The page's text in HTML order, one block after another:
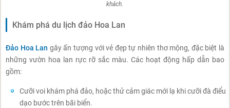
khách.
Khám phá du lịch đảo Hoa Lan
Đảo Hoa Lan gây ấn tượng với vẻ đẹp tự nhiên thơ mộng, đặc biệt là
những vườn hoa lan rực rỡ sắc màu. Các hoạt động hấp dẫn bao
gồm:
Cưỡi voi khám phá đảo, hoặc thử cảm giác mới lạ khi cưỡi đà điểu
dạo bước trên bãi biển.